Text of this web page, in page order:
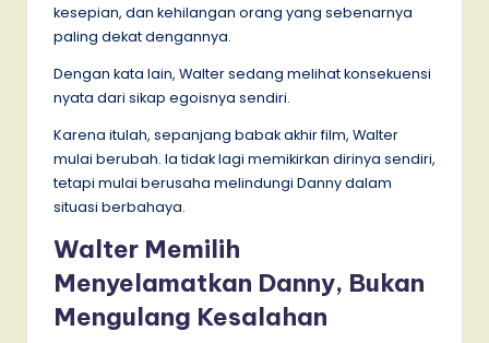
kesepian, dan kehilangan orang yang sebenarnya
paling dekat dengannya.
Dengan kata lain, Walter sedang melihat konsekuensi
nyata dari sikap egoisnya sendiri.
Karena itulah, sepanjang babak akhir film, Walter
mulai berubah. Ia tidak lagi memikirkan dirinya sendiri,
tetapi mulai berusaha melindungi Danny dalam
situasi berbahaya.
Walter Memilih
Menyelamatkan Danny, Bukan
Mengulang Kesalahan